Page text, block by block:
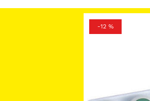
-12 %